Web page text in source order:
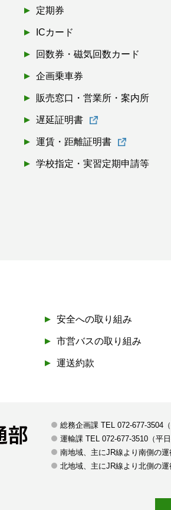
定期券
ICカード
回数券・磁気回数カード
企画乗車券
販売窓口・営業所・案内所
遅延証明書
運賃・距離証明書
学校指定・実習定期申請等
安全への取り組み
市営バスの取り組み
運送約款
高
総務企画課TEL 072-677-3504
運輸課TEL 072-677-3510（平
南地域、主にJR線より南側の
北地域、主にJR線より北側の